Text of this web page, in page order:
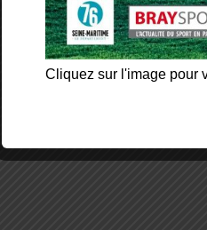
Cliquez sur l'image pour